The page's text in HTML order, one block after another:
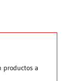
productos a